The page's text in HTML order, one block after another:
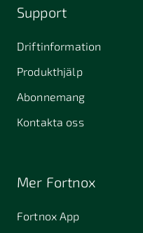
Support
Driftinformation
Produkthjälp
Abonnemang
Kontakta oss
Mer Fortnox
Fortnox App